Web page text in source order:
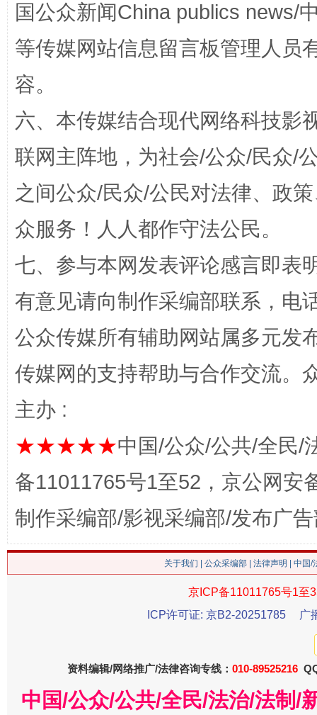
招工难、用工荒背后
网上购药对药下症？
这是一记警钟！ 谢
在谋一域中谋全局
国公众新闻China publics news/
等传媒网站信息留言板管理人员
容。
六、本传媒结合现代网络科技影
联网主阵地，为社会/公众/民众/
之间公众/民众/公民对法律、政
众服务！人人都作守法公民。
七、参与本网发表评论感言即表
有意见请向制作采编部联系，电
公众传媒所有辅助网站属多元发
传媒网的支持帮助与合作交流。
主办 :
★★★★★中国/公众/公共/全民/
备11011765号1至52，京公网安
制作采编部/影视采编部/发布广
关于我们 公众采编部 法律声明 | 中国
京ICP备11011765号1至
ICP许可证: 京B2-20251785
广
资料编辑/网络推广/法律咨询专线： 010-89525216
中国/公众/公共/全民/法治/法制/